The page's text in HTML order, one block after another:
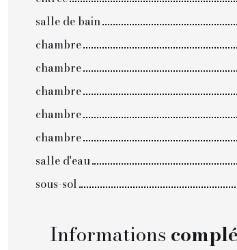
salle de bain
chambre
chambre
chambre
chambre
chambre
salle d'eau
sous-sol
Informations